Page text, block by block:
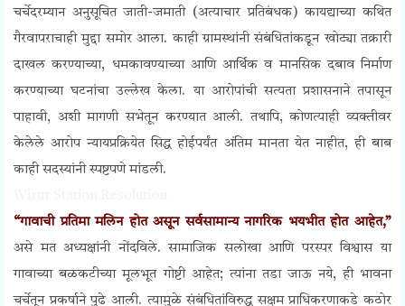
चर्चेदरम्यान अनुसूचित जाती-जमाती (अत्याचार प्रतिबंधक) कायद्याच्या कथित
गैरवापराचाही मुद्दा समोर आला. काही ग्रामस्थांनी संबंधितांकडून खोट्या तक्रारी
दाखल करण्याच्या, धमकावण्याच्या आणि आर्थिक व मानसिक दबाव निर्माण
करण्याच्या घटनांचा उल्लेख केला. या आरोपांची सत्यता प्रशासनाने तपासून
पाहावी, अशी मागणी सभेतून करण्यात आली. तथापि, कोणत्याही व्यक्तीवर
केलेले आरोप न्यायप्रक्रियेत सिद्ध होईपर्यंत अंतिम मानता येत नाहीत, ही बाब
काही सदस्यांनी स्पष्टपणे मांडली.
“गावाची प्रतिमा मलिन होत असून सर्वसामान्य नागरिक भयभीत होत आहेत,”
असे मत अध्यक्षांनी नोंदविले. सामाजिक सलोखा आणि परस्पर विश्वास या
गावाच्या बळकटीच्या मूलभूत गोष्टी आहेत; त्यांना तडा जाऊ नये, ही भावना
चर्चेतून प्रकर्षाने पुढे आली. त्यामुळे संबंधितांविरुद्ध सक्षम प्राधिकरणाकडे कठोर